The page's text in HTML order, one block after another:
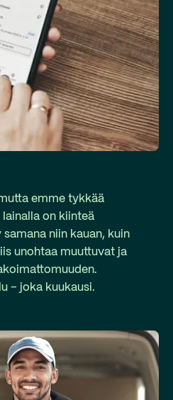
emme tykkää
on kiinteä
niin kauan, kuin
unohtaa muuttuvat ja
– joka kuukausi.